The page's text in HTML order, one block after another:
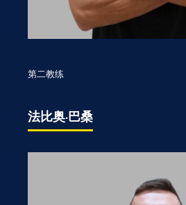
第二教练
法比奥·巴桑